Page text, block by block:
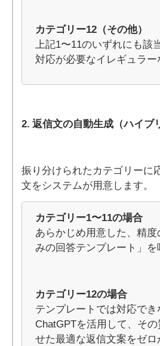
カテゴリー12（その他）
上記1〜11のいずれにも該
対応が必要なイレギュラー
2. 返信文の自動生成（ハイブ
振り分けられたカテゴリーに
文をシステムが用意します。
カテゴリー1〜11の場合
あらかじめ用意した、精
みの回答テンプレート」を
カテゴリー12の場合
テンプレートでは対応でき
ChatGPTを活用して、そ
せた最適な返信文案をゼロ